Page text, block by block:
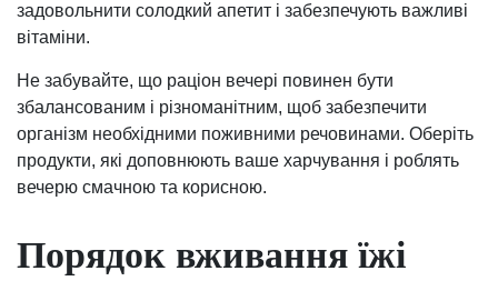
задовольнити солодкий апетит і забезпечують важливі
вітаміни.
Не забувайте, що раціон вечері повинен бути
збалансованим і різноманітним, щоб забезпечити
організм необхідними поживними речовинами. Оберіть
продукти, які доповнюють ваше харчування і роблять
вечерю смачною та корисною.
Порядок вживання їжі